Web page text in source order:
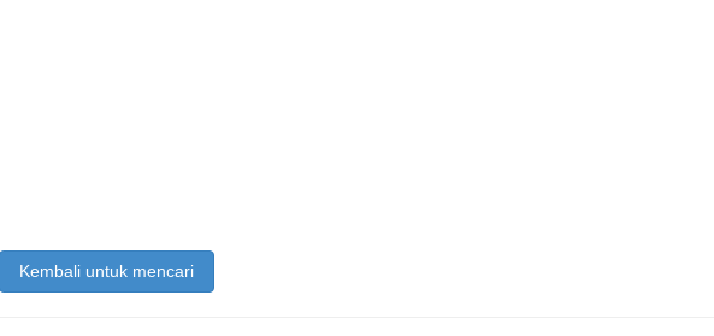
Kembali untuk mencari